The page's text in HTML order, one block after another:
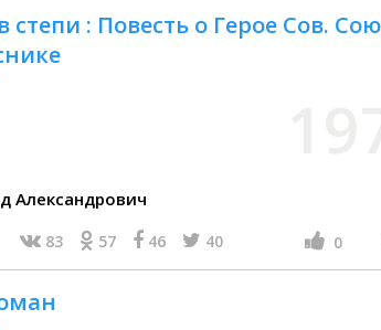
степи : Повесть о Герое Сов.
Александрович
83 57 46 40 0